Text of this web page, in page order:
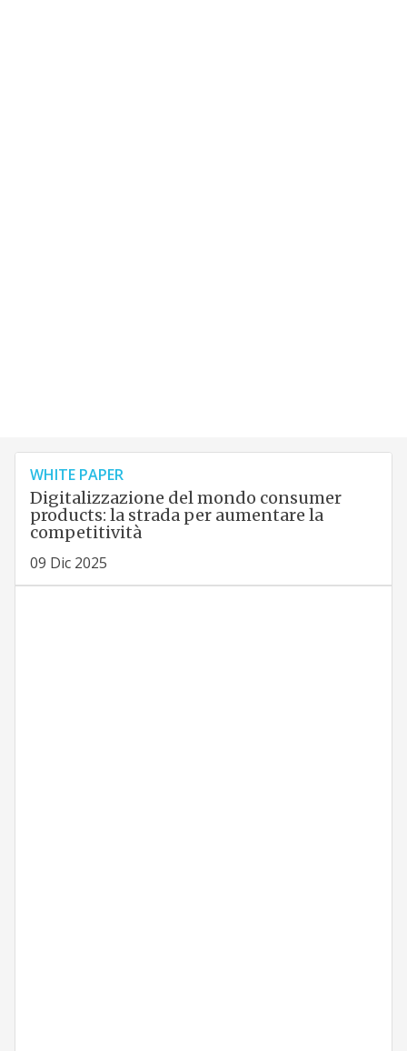
WHITE PAPER
Digitalizzazione del mondo consumer
products: la strada per aumentare la
competitività
09 Dic 2025